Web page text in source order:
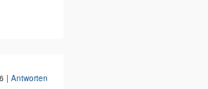
| Antworten